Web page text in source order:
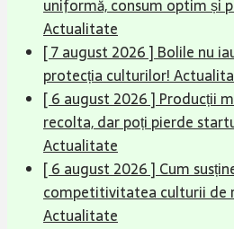
uniformă, consum optim și
Actualitate
[ 7 august 2026 ] Bolile nu
protecția culturilor!
[ 6 august 2026 ] Producții
recolta, dar poți pierde
Actualitate
[ 6 august 2026 ] Cum
competitivitatea culturii de
Actualitate